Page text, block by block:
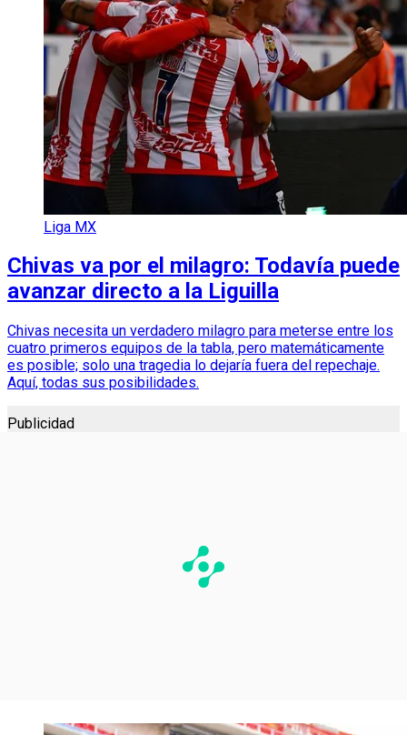
Liga MX
Chivas va por el milagro: Todavía puede
avanzar directo a la Liguilla
Chivas necesita un verdadero milagro para meterse entre los
cuatro primeros equipos de la tabla, pero matemáticamente
es posible; solo una tragedia lo dejaría fuera del repechaje.
Aquí, todas sus posibilidades.
Publicidad